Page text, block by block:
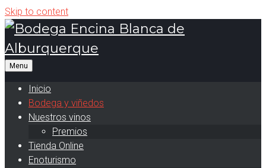
Skip to content
Inicio
Bodega y viñedos
Nuestros vinos
Premios
Tienda Online
Enoturismo